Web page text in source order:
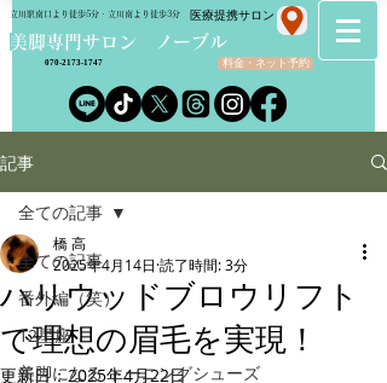
​美脚専門サロン ノーブル
立川駅南口より徒歩5分・立川南より徒歩3分
料金・ネット予約
070-2173-1747
​医療提携サロン
記事
全ての記事
番外編（笑）
12星座
美脚になる トーニングシューズ
全ての記事
ハリウッドブロウリフト
で理想の眉毛を実現！
橋 高
2025年4月14日 読了時間: 3分
更新日：2025年4月22日